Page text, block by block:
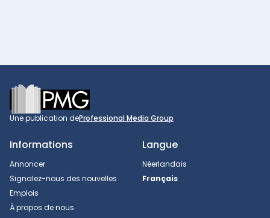
Footer
Une publication deProfessional Media Group
Informations
Annoncer
Signalez-nous des nouvelles
Emplois
À propos de nous
Langue
Néerlandais
Français